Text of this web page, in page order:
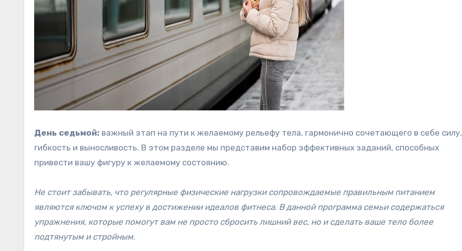
День седьмой: важный этап на пути к желаемому рельефу тела, гармонично сочетающего в себе силу,
гибкость и выносливость. В этом разделе мы представим набор эффективных заданий, способных
привести вашу фигуру к желаемому состоянию.
Не стоит забывать, что регулярные физические нагрузки сопровождаемые правильным питанием
являются ключом к успеху в достижении идеалов фитнеса. В данной программа семьи содержаться
упражнения, которые помогут вам не просто сбросить лишний вес, но и сделать ваше тело более
подтянутым и стройным.